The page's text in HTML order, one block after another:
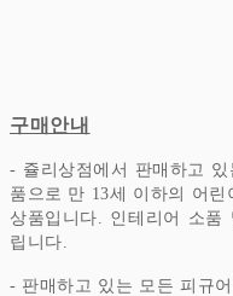
구매안내
- 쥴리상점에서 판매하고
품으로 만 13세 이하의 어
상품입니다. 인테리어 소품
립니다.
- 판매하고 있는 모든 피규